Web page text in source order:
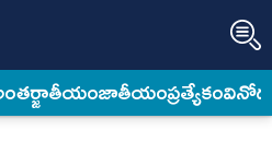
జాతీయంప్రత్యేకం